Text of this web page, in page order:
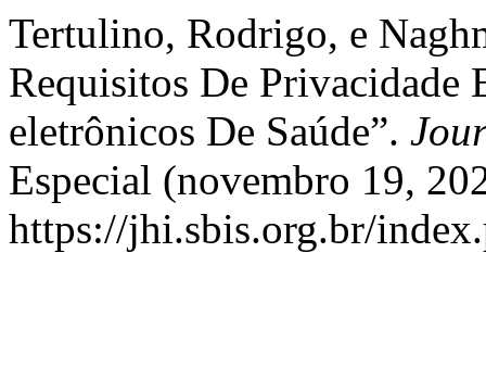
Tertulino, Rodrigo, e
Requisitos De Privacidade
eletrônicos De Saúde”.
Especial (novembro 19,
https://jhi.sbis.org.br/